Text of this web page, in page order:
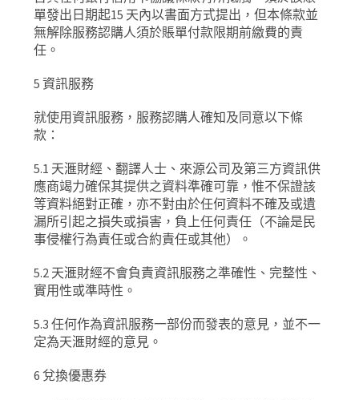
單發出日期起15 天內以書面方式提出，但本條款並
無解除服務認購人須於賬單付款限期前繳費的責
任。
5資訊服務
就使用資訊服務，服務認購人確知及同意以下條
款：
5.1 天滙財經、翻譯人士、來源公司及第三方資訊供
應商竭力確保其提供之資料準確可靠，惟不保證該
等資料絕對正確，亦不對由於任何資料不確及或遺
漏所引起之損失或損害，負上任何責任（不論是民
事侵權行為責任或合約責任或其他）。
5.2 天滙財經不會負責資訊服務之準確性、完整性、
實用性或準時性。
5.3任何作為資訊服務一部份而發表的意見，並不一
定為天滙財經的意見。
6兌換優惠券